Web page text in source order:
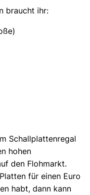
braucht ihr:
Schallplattenregal
hohen
den Flohmarkt.
für einen Euro
habt, dann kann